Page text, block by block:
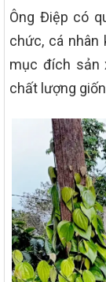
Ông Điệp có
chức, cá nhân
mục đích sản
chất lượng